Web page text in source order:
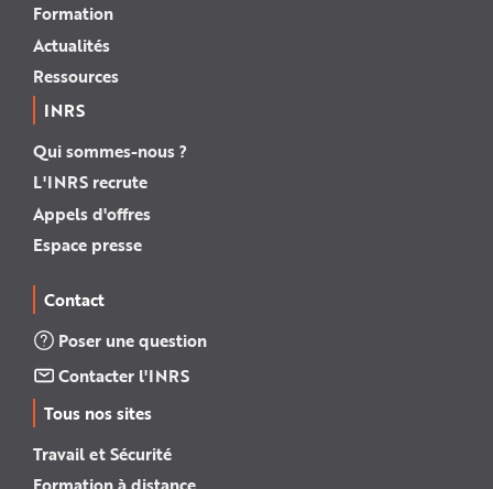
Formation
Actualités
Ressources
INRS
Qui sommes-nous ?
L'INRS recrute
Appels d'offres
Espace presse
Contact
Poser une question
Contacter l'INRS
Tous nos sites
Travail et Sécurité